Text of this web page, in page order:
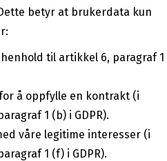
betyr at brukerdata kun
til artikkel 6, paragraf 1
å oppfylle en kontrakt (i
1 (b) i GDPR).
våre legitime interesser (i
1 (f) i GDPR).